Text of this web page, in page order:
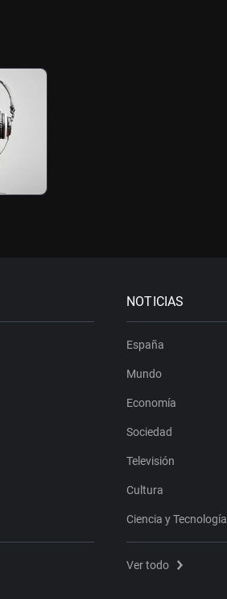
NOTICIAS
España
Mundo
Economía
Sociedad
Televisión
Cultura
Ciencia y Tecnología
Ver todo